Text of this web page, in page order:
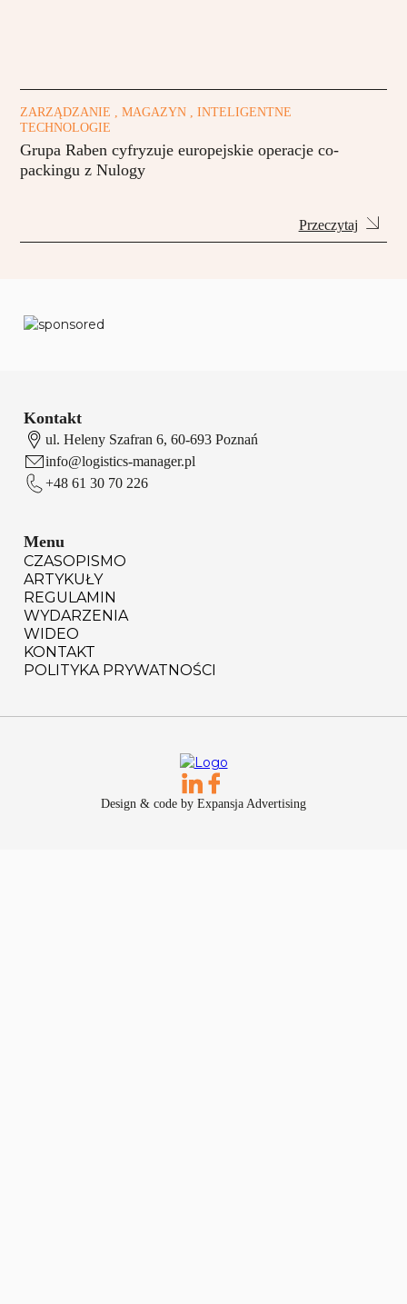
ZARZĄDZANIE , MAGAZYN , INTELIGENTNE
TECHNOLOGIE
Grupa Raben cyfryzuje europejskie operacje co-
packingu z Nulogy
Przeczytaj
Kontakt
ul. Heleny Szafran 6, 60-693 Poznań
info@logistics-manager.pl
+48 61 30 70 226
Menu
CZASOPISMO
ARTYKUŁY
REGULAMIN
WYDARZENIA
WIDEO
KONTAKT
POLITYKA PRYWATNOŚCI
Design & code by Expansja Advertising